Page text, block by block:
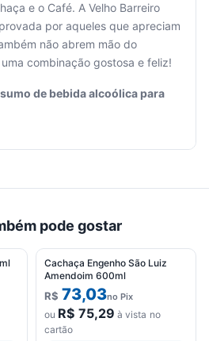
e o Café. A Velho Barreiro
por aqueles que apreciam
não abrem mão do
combinação gostosa e feliz!
de bebida alcoólica para
pode gostar
Cachaça Engenho São Luiz
Amendoim 600ml
R$ 73,03no Pix
ou R$ 75,29 à vista no
cartão